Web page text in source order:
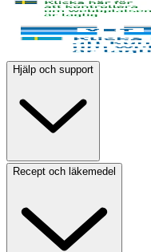
Hjälp och support
Recept och läkemedel